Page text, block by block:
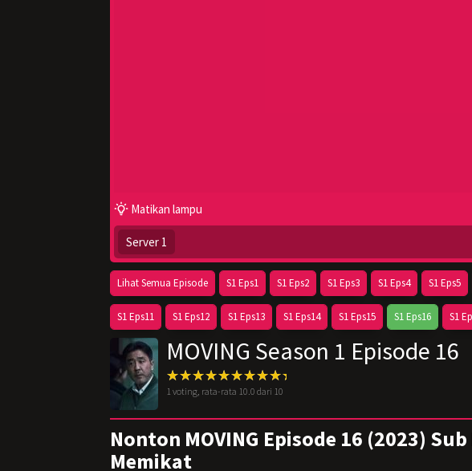
Matikan lampu
Server 1
Lihat Semua Episode S1 Eps1 S1 Eps2 S1 Eps3 S1 Eps4 S1 Eps5
S1 Eps11 S1 Eps12 S1 Eps13 S1 Eps14 S1 Eps15 S1 Eps16 S1
MOVING Season 1 Episode 16
1 voting, rata-rata 10.0 dari 10
Nonton MOVING Episode 16 (2023)
Memikat